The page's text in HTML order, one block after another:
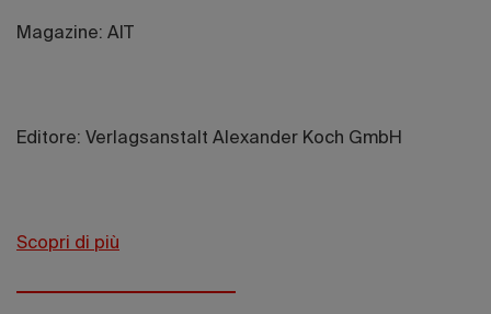
Magazine: AIT
Editore: Verlagsanstalt Alexander Koch GmbH
Scopri di più